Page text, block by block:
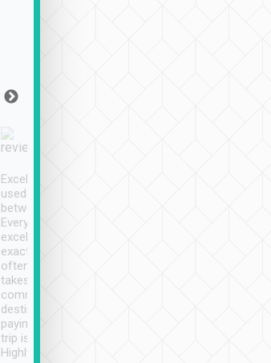
Excellent service. We have
used Tripool to travel
between cities in Taiwan.
Every driver has been
excellent and arrives
exactly on time. As there is
often limited English it
takes the difficulty out of
communicating the
destination details and
paying online prior to the
trip is very convenient.
Highly recommended